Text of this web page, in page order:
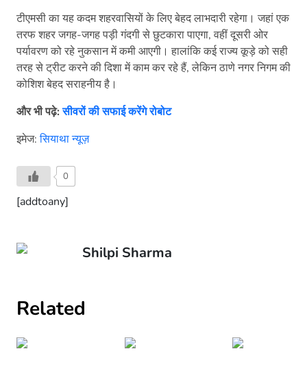
टीएमसी का यह कदम शहरवासियों के लिए बेहद लाभदारी रहेगा। जहां एक
तरफ शहर जगह-जगह पड़ी गंदगी से छुटकारा पाएगा, वहीं दूसरी ओर
पर्यावरण को रहे नुकसान में कमी आएगी। हालांकि कई राज्य कूड़े को सही
तरह से ट्रीट करने की दिशा में काम कर रहे हैं, लेकिन ठाणे नगर निगम की
कोशिश बेहद सराहनीय है।
और भी पढ़े: सीवरों की सफाई करेंगे रोबोट
इमेज:सियाथा न्यूज़
0
[addtoany]
Shilpi Sharma
Related